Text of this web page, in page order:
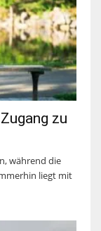
zu
während die
liegt mit